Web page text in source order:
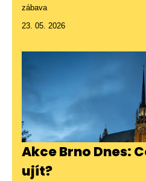
zábava
23. 05. 2026
Akce Brno Dnes:
ujít?